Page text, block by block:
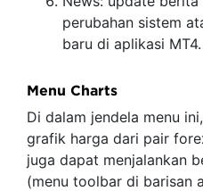
perubahan sistem
baru di aplikasi MT4.
Menu Charts
Di dalam jendela menu
grafik harga dari pair
juga dapat menjalankan
(menu toolbar di barisan